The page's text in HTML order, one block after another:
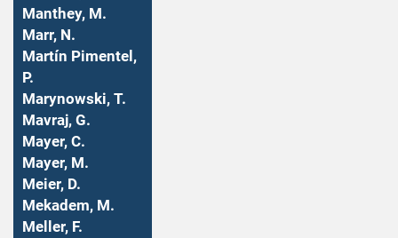
Manthey, M.
Marr, N.
Martín Pimentel,
P.
Marynowski, T.
Mavraj, G.
Mayer, C.
Mayer, M.
Meier, D.
Mekadem, M.
Meller, F.